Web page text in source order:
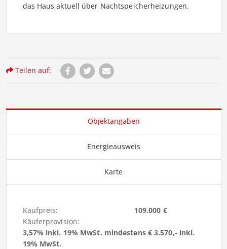
das Haus aktuell über Nachtspeicherheizungen.
Teilen auf:
Objektangaben
Energieausweis
Karte
Kaufpreis:
109.000 €
Käuferprovision:
3,57% inkl. 19% MwSt. mindestens € 3.570,- inkl.
19% MwSt.